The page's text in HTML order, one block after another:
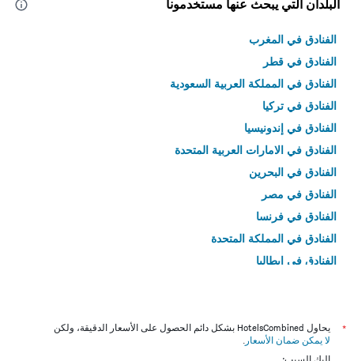
البلدان التي يبحث عنها مستخدمونا
الفنادق في المغرب
الفنادق في قطر
الفنادق في المملكة العربية السعودية
الفنادق في تركيا
الفنادق في إندونيسيا
الفنادق في الامارات العربية المتحدة
الفنادق في البحرين
الفنادق في مصر
الفنادق في فرنسا
الفنادق في المملكة المتحدة
الفنادق في إيطاليا
*
يحاول HotelsCombined بشكل دائم الحصول على الأسعار الدقيقة، ولكن
لا يمكن ضمان الأسعار .